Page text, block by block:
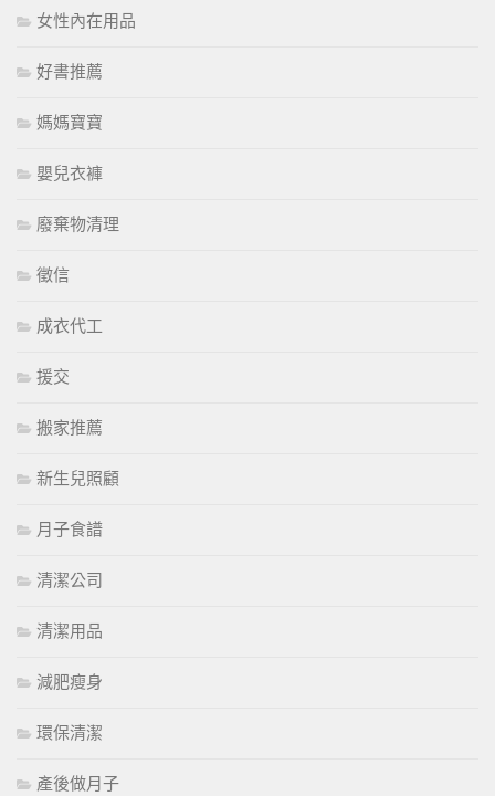
女性內在用品
好書推薦
媽媽寶寶
嬰兒衣褲
廢棄物清理
徵信
成衣代工
援交
搬家推薦
新生兒照顧
月子食譜
清潔公司
清潔用品
減肥瘦身
環保清潔
產後做月子